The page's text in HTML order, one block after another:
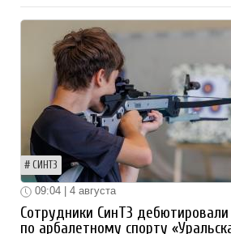
СИНТЗ
09:04 | 4 августа
Сотрудники СинТЗ дебютировали
по арбалетному спорту